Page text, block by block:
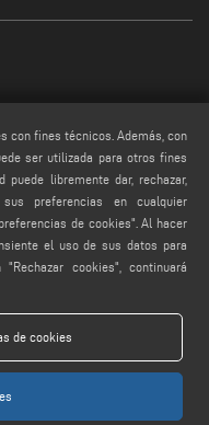
con fines técnicos. Además, con
ser utilizada para otros fines
puede libremente dar, rechazar,
preferencias en cualquier
de cookies". Al hacer
el uso de sus datos para
cookies", continuará
de cookies